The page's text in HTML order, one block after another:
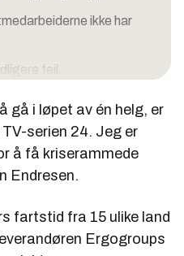
ikke har
feil.
(sence of
ha hastverk.
Risikostyring blir for
ikke leverer eller ikke
gå i løpet av én helg, er
serien 24. Jeg er
å få kriserammede
Endresen.
fartstid fra 15 ulike land
Ergogroups